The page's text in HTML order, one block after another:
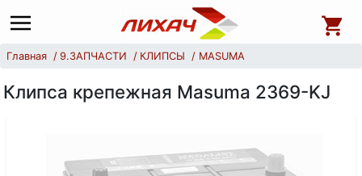
Главная 9.ЗАПЧАСТИ КЛИПСЫ MASUMA
Клипса крепежная Masuma 2369-KJ